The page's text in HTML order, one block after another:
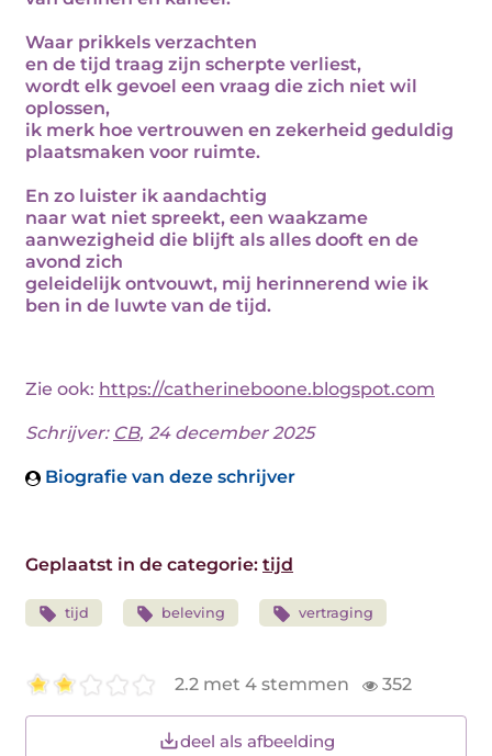
Waar prikkels verzachten
en de tijd traag zijn scherpte verliest,
wordt elk gevoel een vraag die zich niet wil
oplossen,
ik merk hoe vertrouwen en zekerheid geduldig
plaatsmaken voor ruimte.
En zo luister ik aandachtig
naar wat niet spreekt, een waakzame
aanwezigheid die blijft als alles dooft en de
avond zich
geleidelijk ontvouwt, mij herinnerend wie ik
ben in de luwte van de tijd.
Zie ook: https://catherineboone.blogspot.com
Schrijver: CB, 24 december 2025
Biografie van deze schrijver
Geplaatst in de categorie: tijd
tijd beleving vertraging
2.2 met 4 stemmen 352
deel als afbeelding